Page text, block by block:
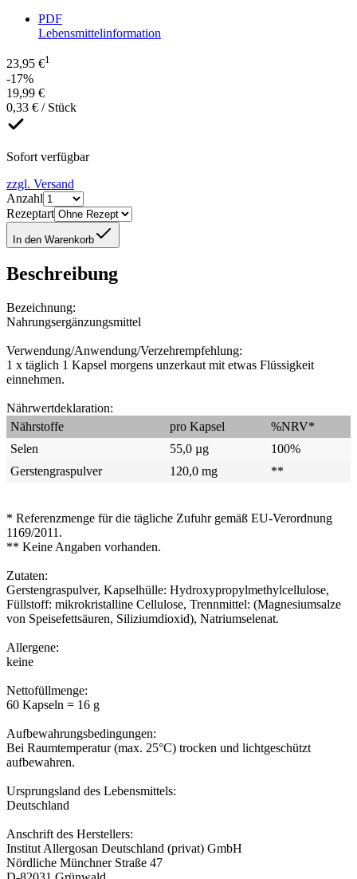
PDF
Lebensmittelinformation
23,95 €1
-17%
19,99 €
0,33 € / Stück
Sofort verfügbar
zzgl. Versand
Anzahl
Rezeptart
In den Warenkorb
Beschreibung
Bezeichnung:
Nahrungsergänzungsmittel
Verwendung/Anwendung/Verzehrempfehlung:
1 x täglich 1 Kapsel morgens unzerkaut mit etwas Flüssigkeit
einnehmen.
Nährwertdeklaration:
Nährstoffe
pro Kapsel
%NRV*
Selen
55,0 µg
100%
Gerstengraspulver
120,0 mg **
* Referenzmenge für die tägliche Zufuhr gemäß EU-Verordnung
1169/2011.
** Keine Angaben vorhanden.
Zutaten:
Gerstengraspulver, Kapselhülle: Hydroxypropylmethylcellulose,
Füllstoff: mikrokristalline Cellulose, Trennmittel: (Magnesiumsalze
von Speisefettsäuren, Siliziumdioxid), Natriumselenat.
Allergene:
keine
Nettofüllmenge:
60 Kapseln = 16 g
Aufbewahrungsbedingungen:
Bei Raumtemperatur (max. 25°C) trocken und lichtgeschützt
aufbewahren.
Ursprungsland des Lebensmittels:
Deutschland
Anschrift des Herstellers:
Institut Allergosan Deutschland (privat) GmbH
Nördliche Münchner Straße 47